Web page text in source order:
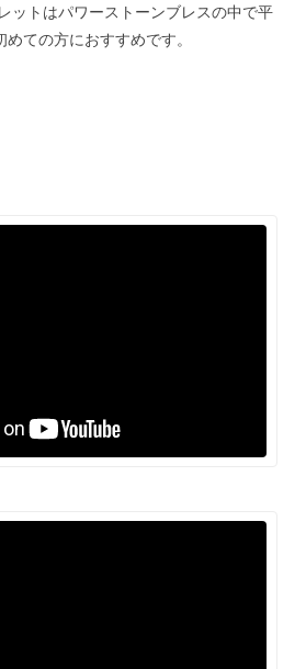
ットはパワーストーンブレスの中で平
ての方におすすめです。